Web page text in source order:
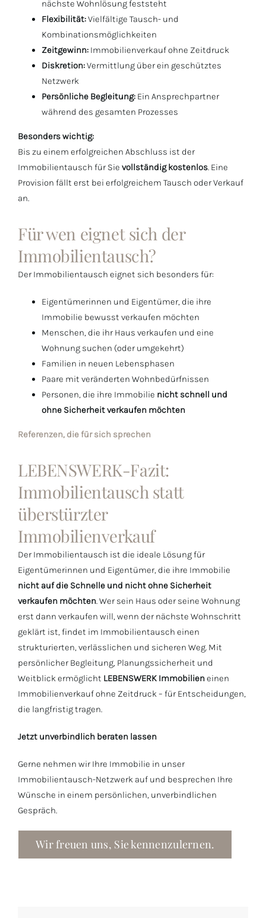
nächste Wohnlösung feststeht
Flexibilität:Vielfältige Tausch- und
Kombinationsmöglichkeiten
Zeitgewinn:Immobilienverkauf ohne Zeitdruck
Diskretion:Vermittlung über ein geschütztes
Netzwerk
Persönliche Begleitung:Ein Ansprechpartner
während des gesamten Prozesses
Besonders wichtig:
Bis zu einem erfolgreichen Abschluss ist der
Immobilientausch für Sie vollständig kostenlos. Eine
Provision fällt erst bei erfolgreichem Tausch oder Verkauf
an.
Für wen eignet sich der
Immobilientausch?
Der Immobilientausch eignet sich besonders für:
Eigentümerinnen und Eigentümer, die ihre
Immobilie bewusst verkaufen möchten
Menschen, die ihr Haus verkaufen und eine
Wohnung suchen (oder umgekehrt)
Familien in neuen Lebensphasen
Paare mit veränderten Wohnbedürfnissen
Personen, die ihre Immobilie nicht schnell und
ohne Sicherheit verkaufen möchten
Referenzen, die für sich sprechen
LEBENSWERK-Fazit:
Immobilientausch statt
überstürzter
Immobilienverkauf
Der Immobilientausch ist die ideale Lösung für
Eigentümerinnen und Eigentümer, die ihre Immobilie
nicht auf die Schnelle und nicht ohne Sicherheit
verkaufen möchten. Wer sein Haus oder seine Wohnung
erst dann verkaufen will, wenn der nächste Wohnschritt
geklärt ist, findet im Immobilientausch einen
strukturierten, verlässlichen und sicheren Weg. Mit
persönlicher Begleitung, Planungssicherheit und
Weitblick ermöglicht LEBENSWERK Immobilieneinen
Immobilienverkauf ohne Zeitdruck – für Entscheidungen,
die langfristig tragen.
Jetzt unverbindlich beraten lassen
Gerne nehmen wir Ihre Immobilie in unser
Immobilientausch-Netzwerk auf und besprechen Ihre
Wünsche in einem persönlichen, unverbindlichen
Gespräch.
Wir freuen uns, Sie kennenzulernen.